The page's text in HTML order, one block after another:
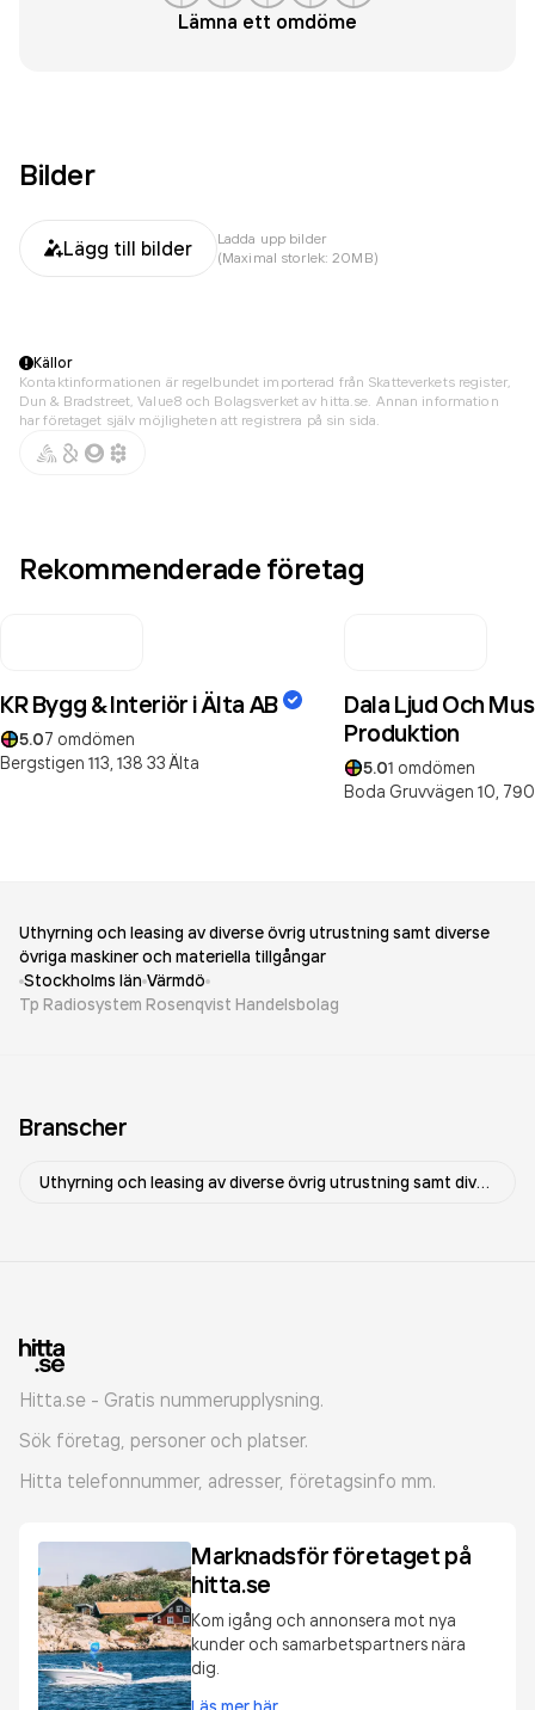
Lämna ett omdöme
Bilder
Lägg till bilder
Ladda upp bilder
(Maximal storlek: 20MB)
Källor
Kontaktinformationen är regelbundet importerad från Skatteverkets register,
Dun & Bradstreet, Value8 och Bolagsverket av hitta.se. Annan information
har företaget själv möjligheten att registrera på sin sida.
Rekommenderade företag
KR Bygg & Interiör i Älta AB
5.07 omdömen
Bergstigen 113, 138 33 Älta
Dala Ljud Och
Produktion
5.01 omdömen
Boda Gruvvägen 10,
Uthyrning och leasing av diverse övrig utrustning samt diverse
övriga maskiner och materiella tillgångar
Stockholms län Värmdö
Tp Radiosystem Rosenqvist Handelsbolag
Branscher
Uthyrning och leasing av diverse övrig utrustning samt diverse övriga maskiner och materiella tillgångar
Hitta.se - Gratis nummerupplysning.
Sök företag, personer och platser.
Hitta telefonnummer, adresser, företagsinfo mm.
Marknadsför företaget på
hitta.se
Kom igång och annonsera mot nya
kunder och samarbetspartners nära
dig.